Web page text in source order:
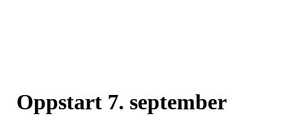
Oppstart 7. september